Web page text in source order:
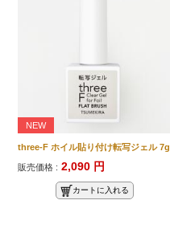
NEW
three-F ホイル貼り付け転写ジェル 7g
販売価格 : 2,090 円
カートに入れる